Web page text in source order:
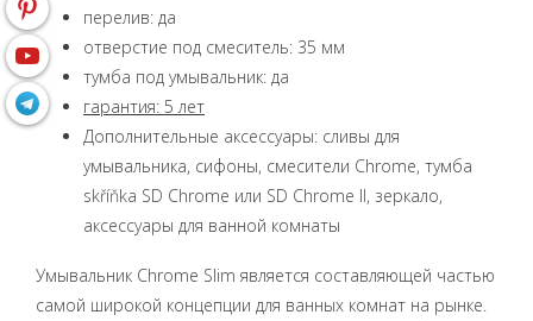
перелив: да
отверстие под смеситель: 35 мм
тумба под умывальник: да
гарантия: 5 лет
Дополнительные аксессуары: сливы для
умывальника, сифоны, смесители Chrome, тумба
skříňka SD Chrome или SD Chrome II, зеркало,
аксессуары для ванной комнаты
Умывальник Chrome Slim является составляющей частью
самой широкой концепции для ванных комнат на рынке.